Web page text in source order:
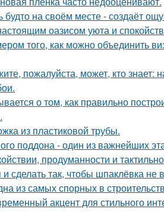
на своём месте - создаёт
оазисом уюта и
того, как можно объединить
пожалуйста, может, кто знает:
о том, как правильно
из пластиковой трубы.
поддона - один из важнейших
продуманности и
сделать так, чтобы шпаклёвка
из самых спорных в
акцент для стильного